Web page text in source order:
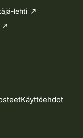
lehti
Käyttöehdot